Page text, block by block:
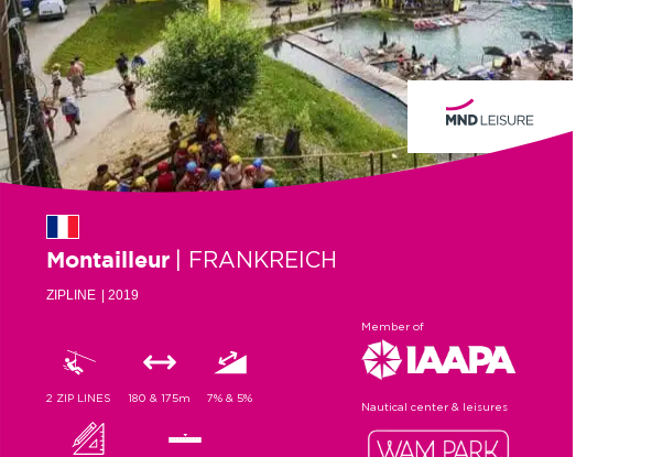
Montailleur | FRANKREICH
ZIPLINE | 2019
2 ZIP LINES 180 & 175m 7% & 5%
Member of
Nautical center & leisures